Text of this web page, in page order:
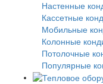
Настенные
Кассетные
Мобильные
Колонные
Потолочные
Популярные